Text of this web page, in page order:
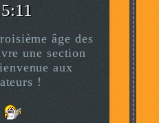
âge des
une section
aux
!